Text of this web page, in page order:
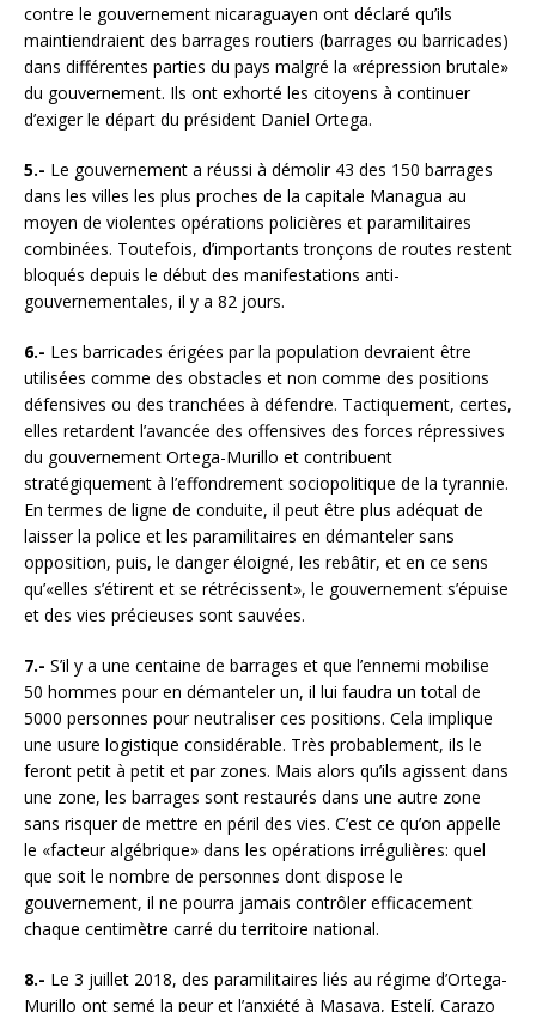
contre le gouvernement nicaraguayen ont déclaré qu’ils
maintiendraient des barrages routiers (barrages ou barricades)
dans différentes parties du pays malgré la «répression brutale»
du gouvernement. Ils ont exhorté les citoyens à continuer
d’exiger le départ du président Daniel Ortega.
5.- Le gouvernement a réussi à démolir 43 des 150 barrages
dans les villes les plus proches de la capitale Managua au
moyen de violentes opérations policières et paramilitaires
combinées. Toutefois, d’importants tronçons de routes restent
bloqués depuis le début des manifestations anti-
gouvernementales, il y a 82 jours.
6.- Les barricades érigées par la population devraient être
utilisées comme des obstacles et non comme des positions
défensives ou des tranchées à défendre. Tactiquement, certes,
elles retardent l’avancée des offensives des forces répressives
du gouvernement Ortega-Murillo et contribuent
stratégiquement à l’effondrement sociopolitique de la tyrannie.
En termes de ligne de conduite, il peut être plus adéquat de
laisser la police et les paramilitaires en démanteler sans
opposition, puis, le danger éloigné, les rebâtir, et en ce sens
qu’«elles s’étirent et se rétrécissent», le gouvernement s’épuise
et des vies précieuses sont sauvées.
7.- S’il y a une centaine de barrages et que l’ennemi mobilise
50 hommes pour en démanteler un, il lui faudra un total de
5000 personnes pour neutraliser ces positions. Cela implique
une usure logistique considérable. Très probablement, ils le
feront petit à petit et par zones. Mais alors qu’ils agissent dans
une zone, les barrages sont restaurés dans une autre zone
sans risquer de mettre en péril des vies. C’est ce qu’on appelle
le «facteur algébrique» dans les opérations irrégulières: quel
que soit le nombre de personnes dont dispose le
gouvernement, il ne pourra jamais contrôler efficacement
chaque centimètre carré du territoire national.
8.- Le 3 juillet 2018, des paramilitaires liés au régime d’Ortega-
Murillo ont semé la peur et l’anxiété à Masaya, Estelí, Carazo